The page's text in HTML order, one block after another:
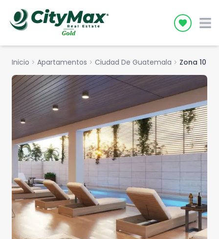
Icon
Inicio chevron_right Apartamentos chevron_right Ciudad De Guatemala chevron_right Zona 10